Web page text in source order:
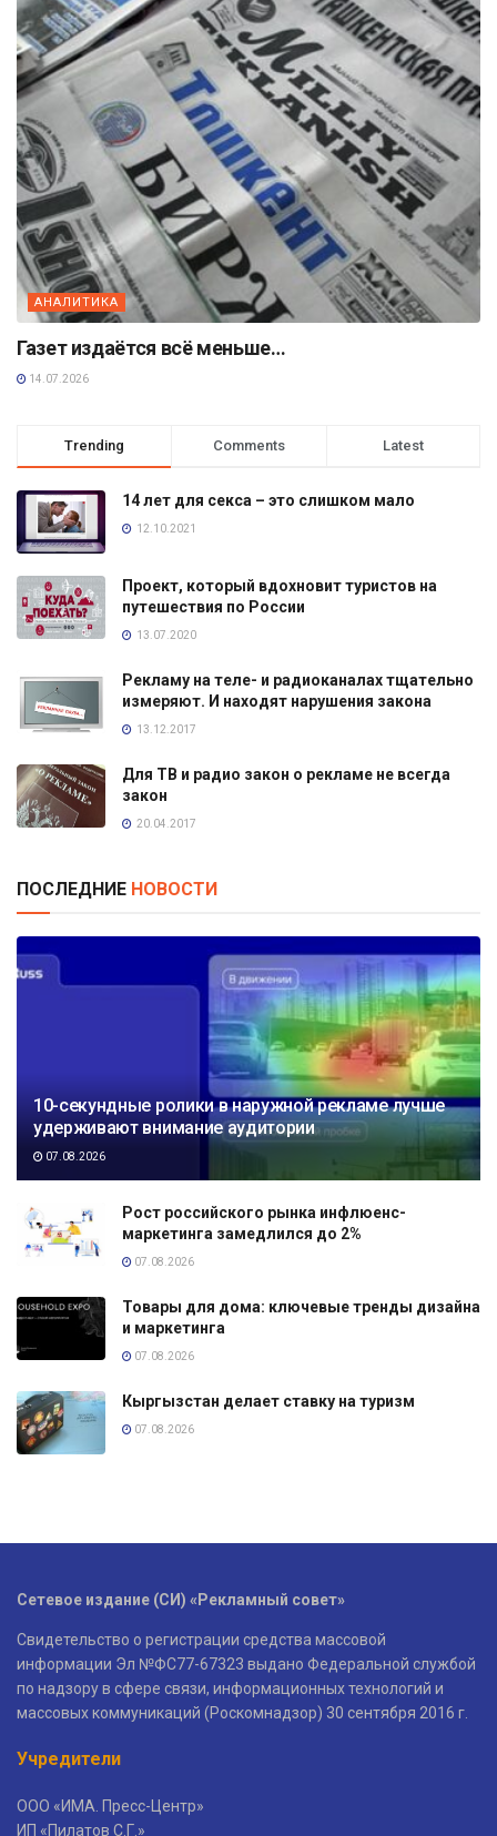
АНАЛИТИКА
Газет издаётся всё меньше…
14.07.2026
Trending Comments Latest
14 лет для секса – это слишком мало
12.10.2021
Проект, который вдохновит туристов на
путешествия по России
13.07.2020
Рекламу на теле- и радиоканалах тщательно
измеряют. И находят нарушения закона
13.12.2017
Для ТВ и радио закон о рекламе не всегда
закон
20.04.2017
ПОСЛЕДНИЕ НОВОСТИ
10-секундные ролики в наружной рекламе лучше
удерживают внимание аудитории
07.08.2026
Рост российского рынка инфлюенс-
маркетинга замедлился до 2%
07.08.2026
Товары для дома: ключевые тренды дизайна
и маркетинга
07.08.2026
Кыргызстан делает ставку на туризм
07.08.2026
Сетевое издание (СИ) «Рекламный совет»
Свидетельство о регистрации средства массовой
информации Эл №ФС77-67323 выдано Федеральной службой
по надзору в сфере связи, информационных технологий и
массовых коммуникаций (Роскомнадзор) 30 сентября 2016 г.
Учредители
ООО «ИМА. Пресс-Центр»
ИП «Пилатов С.Г.»